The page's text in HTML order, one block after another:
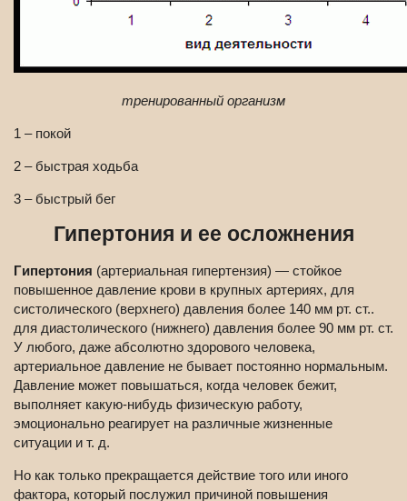
тренированный организм
1 – покой
2 – быстрая ходьба
3 – быстрый бег
Гипертония и ее осложнения
Гипертония (артериальная гипертензия) — стойкое
повышенное давление крови в крупных артериях, для
систолического (верхнего) давления более 140 мм рт. ст..
для диастолического (нижнего) давления более 90 мм рт. ст.
У любого, даже абсолютно здорового человека,
артериальное давление не бывает постоянно нормальным.
Давление может повышаться, когда человек бежит,
выполняет какую-нибудь физическую работу,
эмоционально реагирует на различные жизненные
ситуации и т. д.
Но как только прекращается действие того или иного
фактора, который послужил причиной повышения